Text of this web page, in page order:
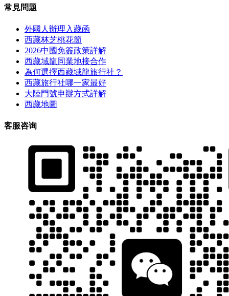
常見問題
外國人辦理入藏函
西藏林芝桃花節
2026中國免簽政策詳解
西藏域龍同業地接合作
為何選擇西藏域龍旅行社？
西藏旅行社哪一家最好
大陸門號申辦方式詳解
西藏地圖
客服咨询